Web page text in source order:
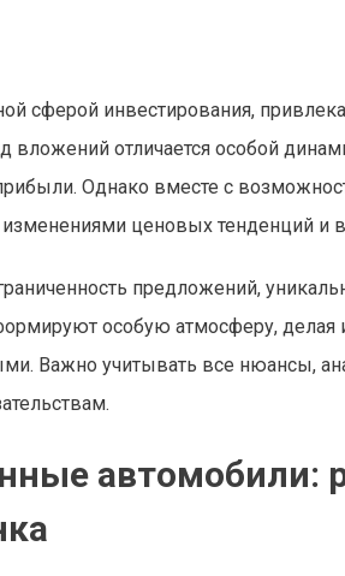
сферой инвестирования,
вложений отличается особой
Однако вместе с
ценовых тенденций и
предложений,
особую атмосферу, делая
Важно учитывать все нюансы,
автомобили: